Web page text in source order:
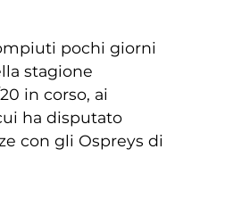
pochi giorni
stagione
in corso, ai
ha disputato
con gli Ospreys di